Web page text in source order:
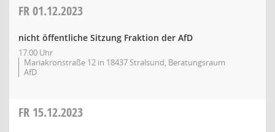
FR01.12.2023
nicht öffentliche Sitzung Fraktion der AfD
17:00 Uhr
Mariakronstraße 12 in 18437 Stralsund, Beratungsraum
AfD
FR 15.12.2023